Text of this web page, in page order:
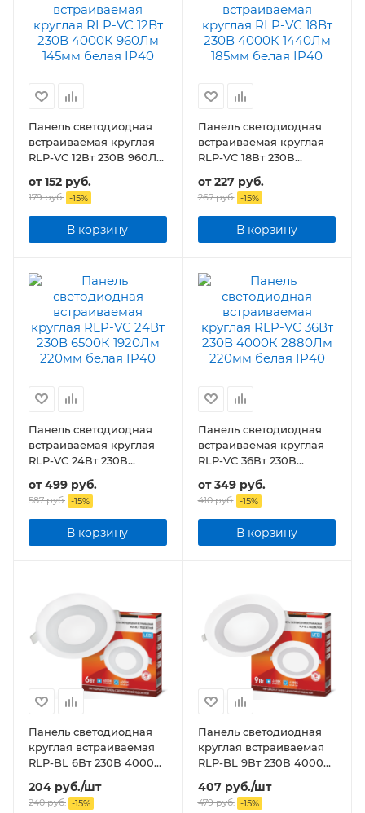
Панель светодиодная
встраиваемая круглая
RLP-VC 12Вт 230В 960Лм
от152 руб.
179 руб. -15%
В корзину
Панель светодиодная
встраиваемая круглая
RLP-VC 18Вт 230В
IP40
от227 руб.
267 руб. -15%
В корзину
Панель светодиодная
встраиваемая круглая
RLP-VC 24Вт 230В
IP40
от499 руб.
587 руб. -15%
В корзину
Панель светодиодная
встраиваемая круглая
RLP-VC 36Вт 230В
IP40
от349 руб.
410 руб. -15%
В корзину
Панель светодиодная
круглая встраиваемая
RLP-BL 6Вт 230В 4000К
350Лм 105мм с
подсветкой белая IP20
204 руб./шт
240руб. -15%
Панель светодиодная
круглая встраиваемая
RLP-BL 9Вт 230В 4000К
540Лм 145мм с
подсветкой белая IP20
407руб./шт
479руб. -15%